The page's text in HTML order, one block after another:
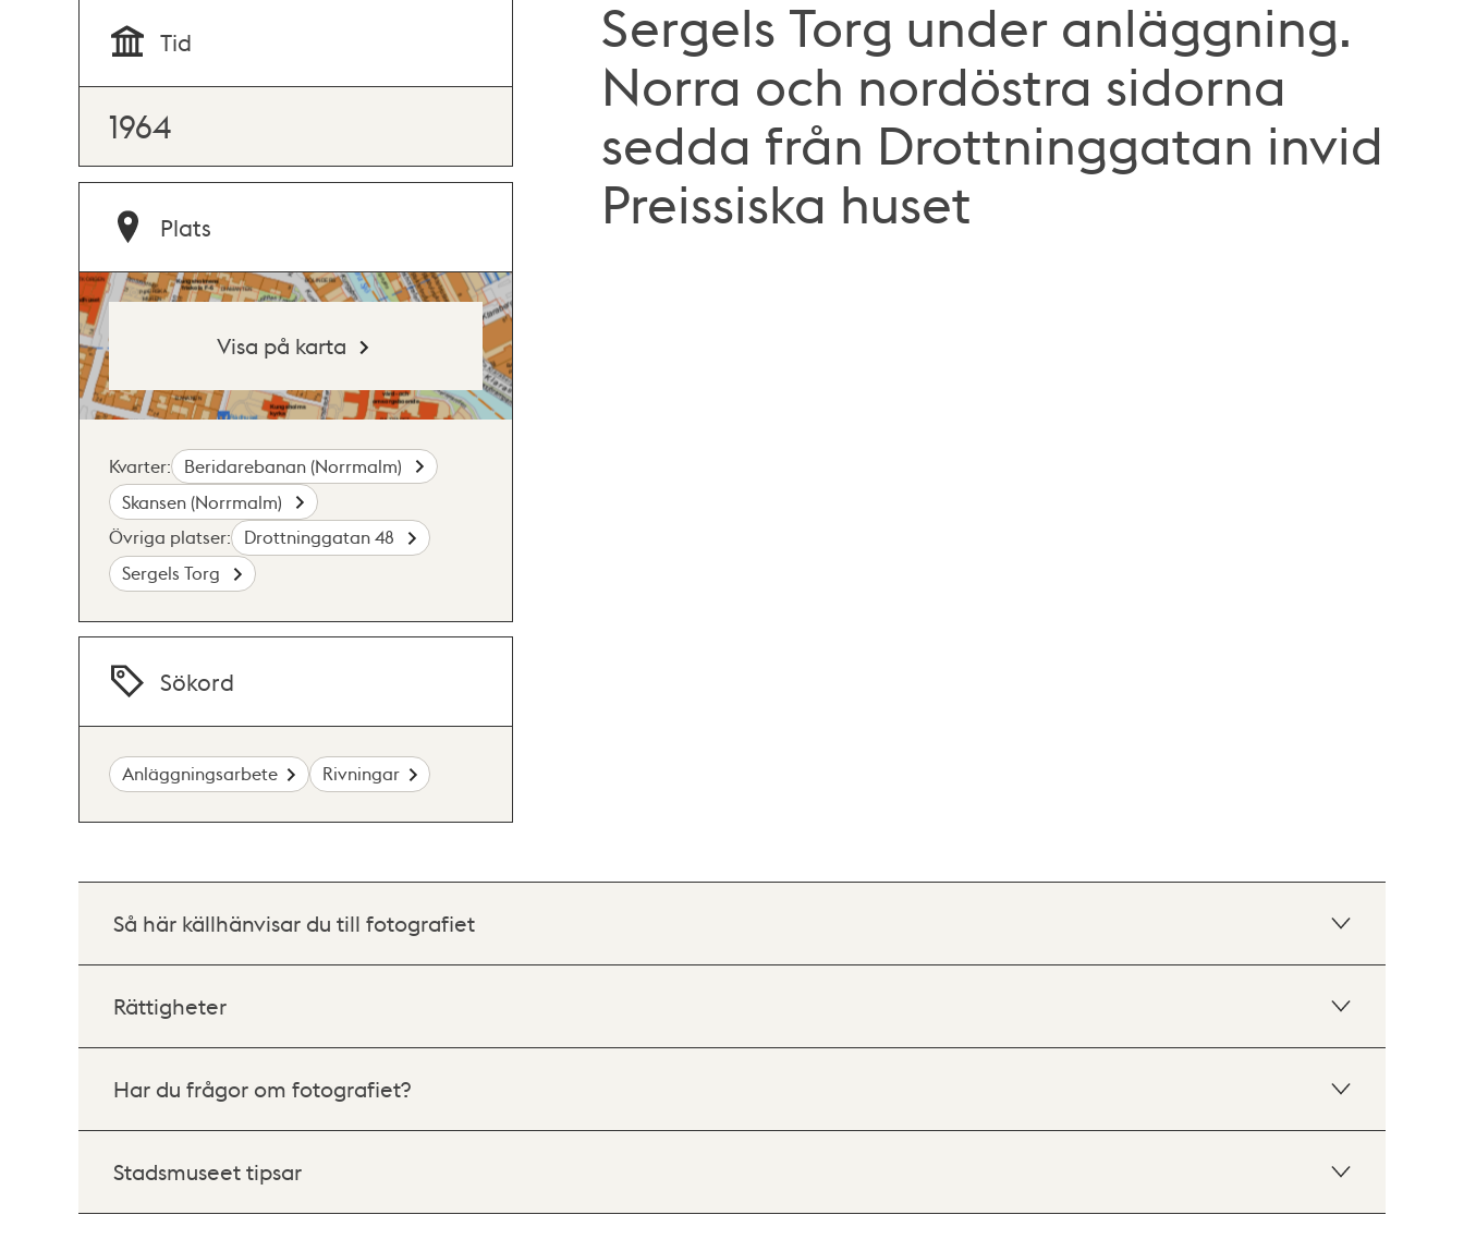
Sergels Torg under anläggning.
Norra och nordöstra sidorna
sedda från Drottninggatan invid
Preissiska huset
Tid
1964
Plats
Visa på karta
Kvarter:
Beridarebanan (Norrmalm)
Skansen (Norrmalm)
Övriga platser:
Drottninggatan 48
Sergels Torg
Sökord
Anläggningsarbete Rivningar
Så här källhänvisar du till fotografiet
Rättigheter
Har du frågor om fotografiet?
Stadsmuseet tipsar